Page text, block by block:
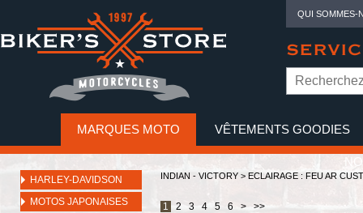
QUI SOMMES-
MARQUES MOTO VÊTEMENTS GOODIES
HARLEY-DAVIDSON
MOTOS JAPONAISES
INDIAN - VICTORY > ECLAIRAGE : FEU AR
1 2 3 4 5 6 > >>